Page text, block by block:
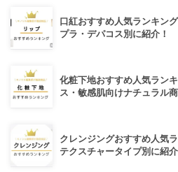
口紅おすすめ人気ランキン
プラ・デパコス別に紹介！
化粧下地おすすめ人気ラン
ス・敏感肌向けナチュラル
クレンジングおすすめ人気
テクスチャータイプ別に紹介